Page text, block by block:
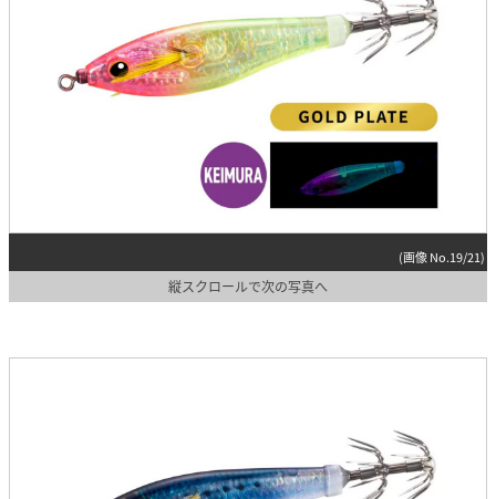
(画像 No.19/21)
縦スクロールで次の写真へ